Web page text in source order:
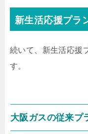
新生活応援プラ
続いて、新生活応援
す。
大阪ガスの従来プ